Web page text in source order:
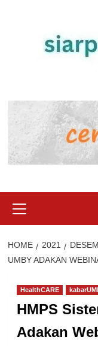
Menu
HOME 2021
UMBY ADAKAN
HealthCARE
HMPS
Adakan